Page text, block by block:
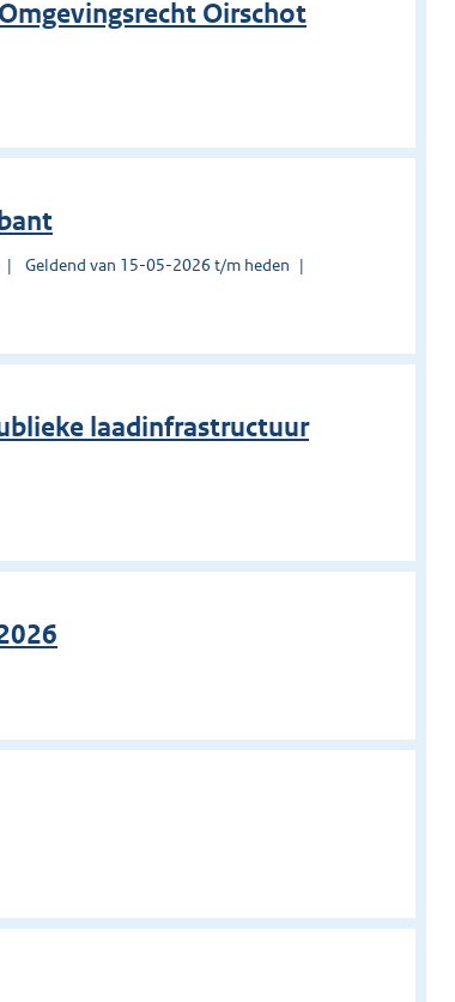
Oirschot
Geldend van 15-05-2026 t/m heden
laadinfrastructuur